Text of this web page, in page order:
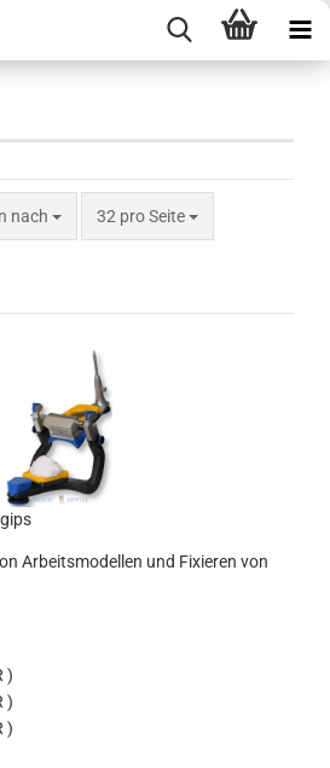
nach
nach 32 pro Seite
pro Seite
Arbeitsmodellen und Fixieren von
)
)
)